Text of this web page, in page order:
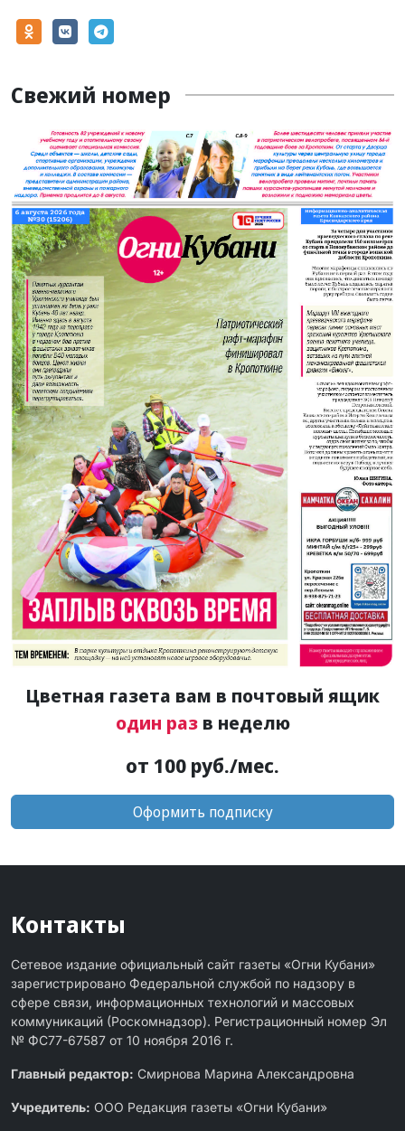
Свежий номер
Цветная газета вам в почтовый ящик
один разв неделю
от 100 руб./мес.
Оформить подписку
Контакты
Сетевое издание официальный сайт газеты «Огни Кубани»
зарегистрировано Федеральной службой по надзору в
сфере связи, информационных технологий и массовых
коммуникаций (Роскомнадзор). Регистрационный номер Эл
№ ФС77-67587 от 10 ноября 2016 г.
Главный редактор: Смирнова Марина Александровна
Учредитель: ООО Редакция газеты «Огни Кубани»